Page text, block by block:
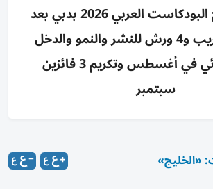
اختتام برنامج البودكاست العربي 2026 بدبي بعد
3 أسابيع تدريب و4 ورش للنشر والنمو والدخل
وتقييم نهائي في أغسطس وتكريم 3 فائزين
سبتمبر
«الخليج»